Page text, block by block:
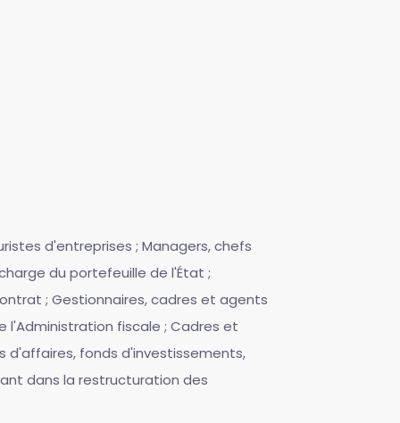
d'entreprises ; Managers, chefs
du portefeuille de l'État ;
; Gestionnaires, cadres et agents
l'Administration fiscale ; Cadres et
fonds d'investissements,
dans la restructuration des